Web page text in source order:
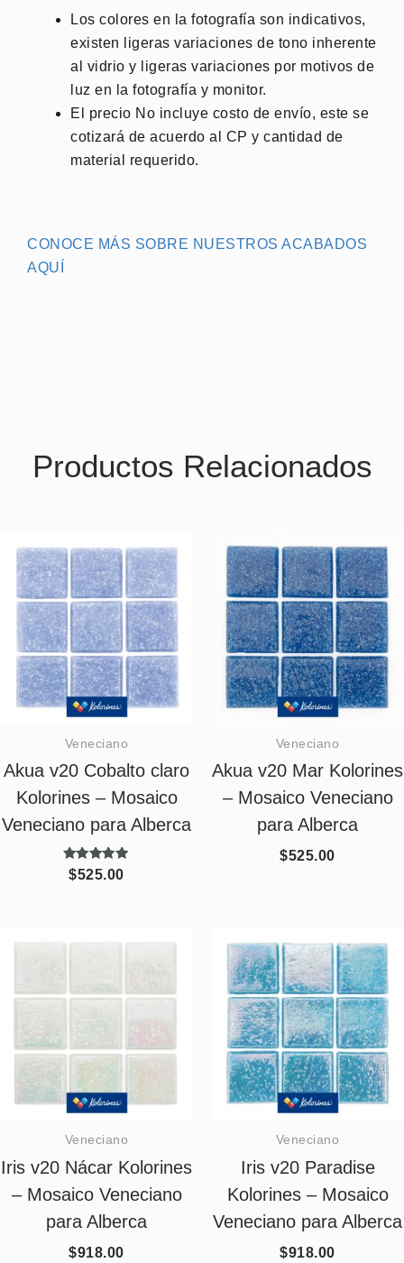
Los colores en la fotografía son indicativos,
existen ligeras variaciones de tono inherente
al vidrio y ligeras variaciones por motivos de
luz en la fotografía y monitor.
El precio No incluye costo de envío, este se
cotizará de acuerdo al CP y cantidad de
material requerido.
CONOCE MÁS SOBRE NUESTROS ACABADOS
AQUÍ
Productos Relacionados
Veneciano
Akua v20 Cobalto claro
Kolorines – Mosaico
Veneciano para Alberca
Valorado
con
$525.00
Veneciano
Akua v20 Mar Kolorines
– Mosaico Veneciano
para Alberca
$525.00
Veneciano
Iris v20 Nácar Kolorines
– Mosaico Veneciano
para Alberca
$918.00
Veneciano
Iris v20 Paradise
Kolorines – Mosaico
Veneciano para Alberca
$918.00